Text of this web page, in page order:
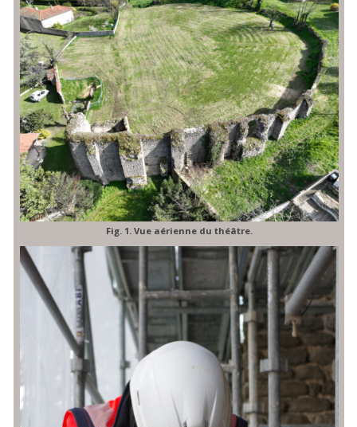
Fig. 1. Vue aérienne du théâtre.